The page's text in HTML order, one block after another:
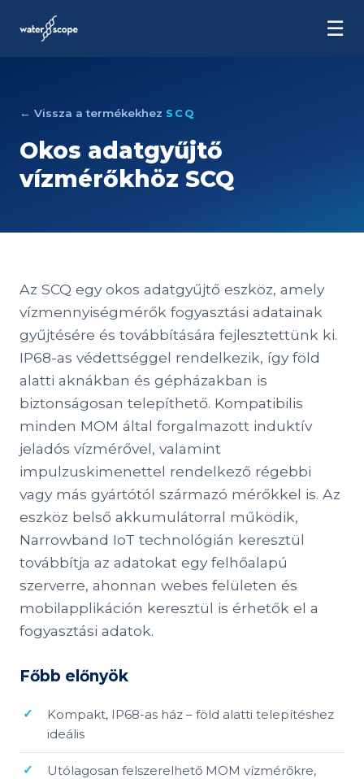
☰
← Vissza a termékekhez SCQ
Okos adatgyűjtő
vízmérőkhöz SCQ
Az SCQ egy okos adatgyűjtő eszköz, amely
vízmennyiségmérők fogyasztási adatainak
gyűjtésére és továbbítására fejlesztettünk ki.
IP68-as védettséggel rendelkezik, így föld
alatti aknákban és gépházakban is
biztonságosan telepíthető. Kompatibilis
minden MOM által forgalmazott induktív
jeladós vízmérővel, valamint
impulzuskimenettel rendelkező régebbi
vagy más gyártótól származó mérőkkel is. Az
eszköz belső akkumulátorral működik,
Narrowband IoT technológián keresztül
továbbítja az adatokat egy felhőalapú
szerverre, ahonnan webes felületen és
mobilapplikáción keresztül is érhetők el a
fogyasztási adatok.
Főbb előnyök
Kompakt, IP68-as ház – föld alatti telepítéshez
ideális
Utólagosan felszerelhető MOM vízmérőkre,